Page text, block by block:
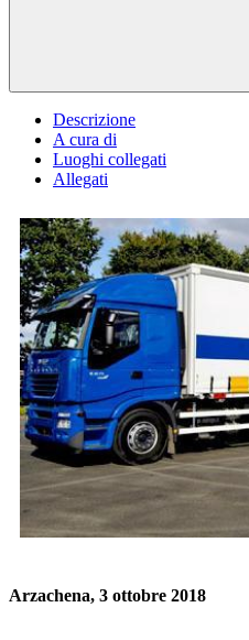
Descrizione
A cura di
Luoghi collegati
Allegati
Arzachena, 3 ottobre 2018